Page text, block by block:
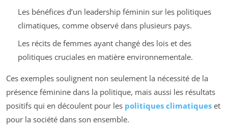
Les bénéfices d’un leadership féminin sur les politiques
climatiques, comme observé dans plusieurs pays.
Les récits de femmes ayant changé des lois et des
politiques cruciales en matière environnementale.
Ces exemples soulignent non seulement la nécessité de la
présence féminine dans la politique, mais aussi les résultats
positifs qui en découlent pour les politiques climatiques et
pour la société dans son ensemble.